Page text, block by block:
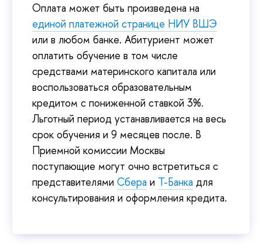
Оплата может быть произведена на
единой платежной странице НИУ ВШЭ
или в любом банке. Абитуриент может
оплатить обучение в том числе
средствами материнского капитала или
воспользоваться образовательным
кредитом с пониженной ставкой 3%.
Льготный период устанавливается на весь
срок обучения и 9 месяцев после. В
Приемной комиссии Москвы
поступающие могут очно встретиться с
представителями Сбера и Т-Банка для
консультирования и оформления кредита.